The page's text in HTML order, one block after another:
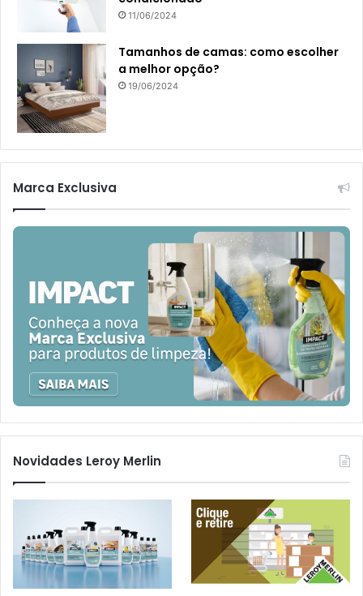
11/06/2024
Tamanhos de camas: como escolher
a melhor opção?
19/06/2024
Marca Exclusiva
Novidades Leroy Merlin